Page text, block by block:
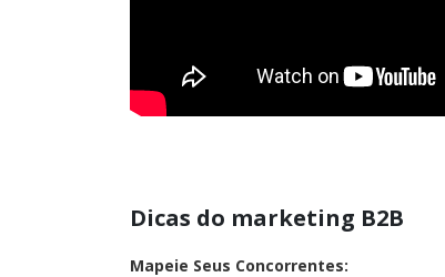
Dicas do marketing B2B
Mapeie Seus Concorrentes: